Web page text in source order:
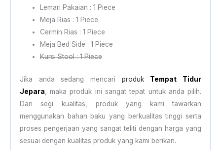
Lemari Pakaian : 1 Piece
Meja Rias : 1 Piece
Cermin Rias : 1 Piece
Meja Bed Side : 1 Piece
Kursi Stool : 1 Piece
Jika anda sedang mencari produk Tempat Tidur
Jepara , maka produk ini sangat tepat untuk anda pilih.
Dari segi kualitas, produk yang kami tawarkan
menggunakan bahan baku yang berkualitas tinggi serta
proses pengerjaan yang sangat teliti dengan harga yang
sesuai dengan kualitas produk yang kami berikan.